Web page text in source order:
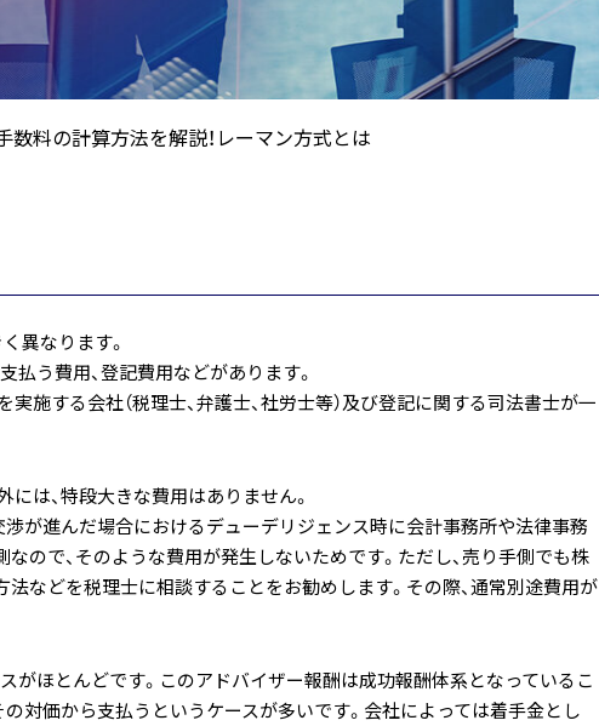
数料の計算方法を解説！レーマン方式とは
異なります。
払う費用、登記費用などがあります。
施する会社（税理士、弁護士、社労士等）及び登記に関する司法書士が一
は、特段大きな費用はありません。
渉が進んだ場合におけるデューデリジェンス時に会計事務所や法律事務
ので、そのような費用が発生しないためです。ただし、売り手側でも株
などを税理士に相談することをお勧めします。その際、通常別途費用が
がほとんどです。このアドバイザー報酬は成功報酬体系となっているこ
対価から支払うというケースが多いです。会社によっては着手金とし